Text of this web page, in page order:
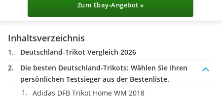
Zum Ebay-Angebot »
Inhaltsverzeichnis
Deutschland-Trikot Vergleich 2026
Die besten Deutschland-Trikots: Wählen Sie Ihren
persönlichen Testsieger aus der Bestenliste.
Adidas DFB Trikot Home WM 2018